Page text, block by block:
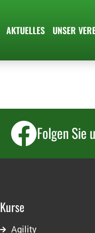
AKTUELLES UNSER
Folgen Sie
Kurse
Agility